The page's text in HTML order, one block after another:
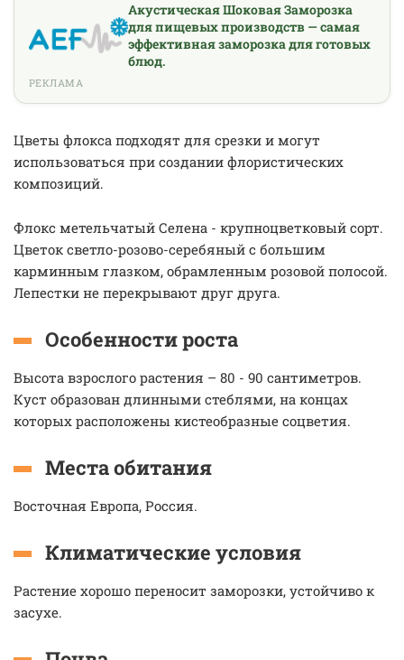
Акустическая Шоковая Заморозка
для пищевых производств — самая
эффективная заморозка для готовых
блюд.
РЕКЛАМА
Цветы флокса подходят для срезки и могут
использоваться при создании флористических
композиций.
Флокс метельчатый Селена - крупноцветковый сорт.
Цветок светло-розово-серебяный с большим
карминным глазком, обрамленным розовой полосой.
Лепестки не перекрывают друг друга.
Особенности роста
Высота взрослого растения – 80 - 90 сантиметров.
Куст образован длинными стеблями, на концах
которых расположены кистеобразные соцветия.
Места обитания
Восточная Европа, Россия.
Климатические условия
Растение хорошо переносит заморозки, устойчиво к
засухе.